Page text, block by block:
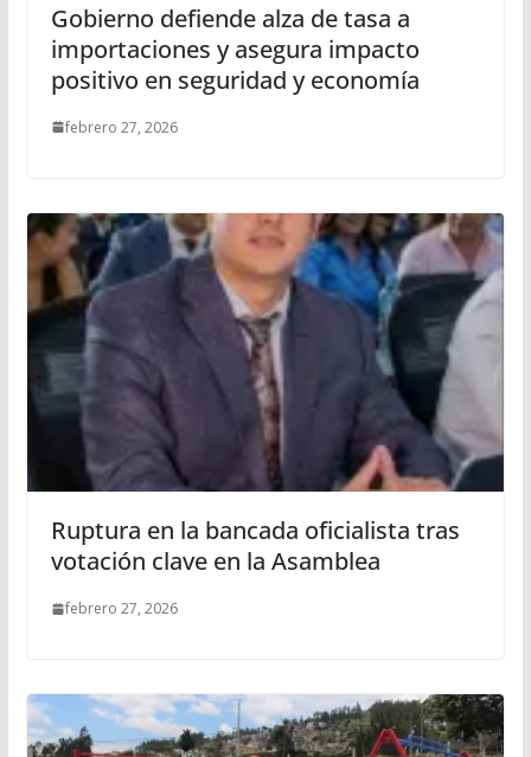
Gobierno defiende alza de tasa a
importaciones y asegura impacto
positivo en seguridad y economía
febrero 27, 2026
Ruptura en la bancada oficialista tras
votación clave en la Asamblea
febrero 27, 2026